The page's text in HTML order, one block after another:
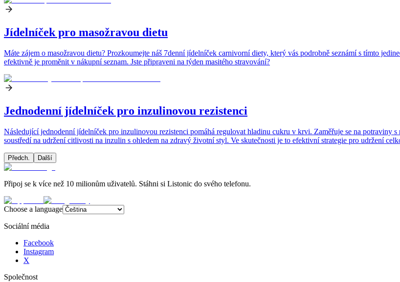
Jídelníček pro masožravou dietu
Máte zájem o masožravou dietu? Prozkoumejte náš 7denní jídelníček carnivorní diety, který vás podrobně seznámí s tímto
efektivně je proměnit v nákupní seznam. Jste připraveni na týden masitého stravování?
Jednodenní jídelníček pro inzulinovou rezistenci
Následující jednodenní jídelníček pro inzulinovou rezistenci pomáhá regulovat hladinu cukru v krvi. Zaměřuje se na
soustředí na udržení citlivosti na inzulin s ohledem na zdravý životní styl. Ve skutečnosti je to efektivní strategie pro udržení
Předch. Další
Připoj se k více než 10 milionům uživatelů. Stáhni si Listonic do svého telefonu.
Choose a language
Sociální média
Facebook
Instagram
X
Společnost